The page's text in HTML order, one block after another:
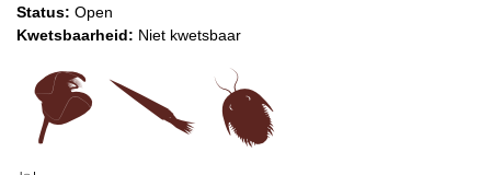
Status: Open
Kwetsbaarheid: Niet kwetsbaar